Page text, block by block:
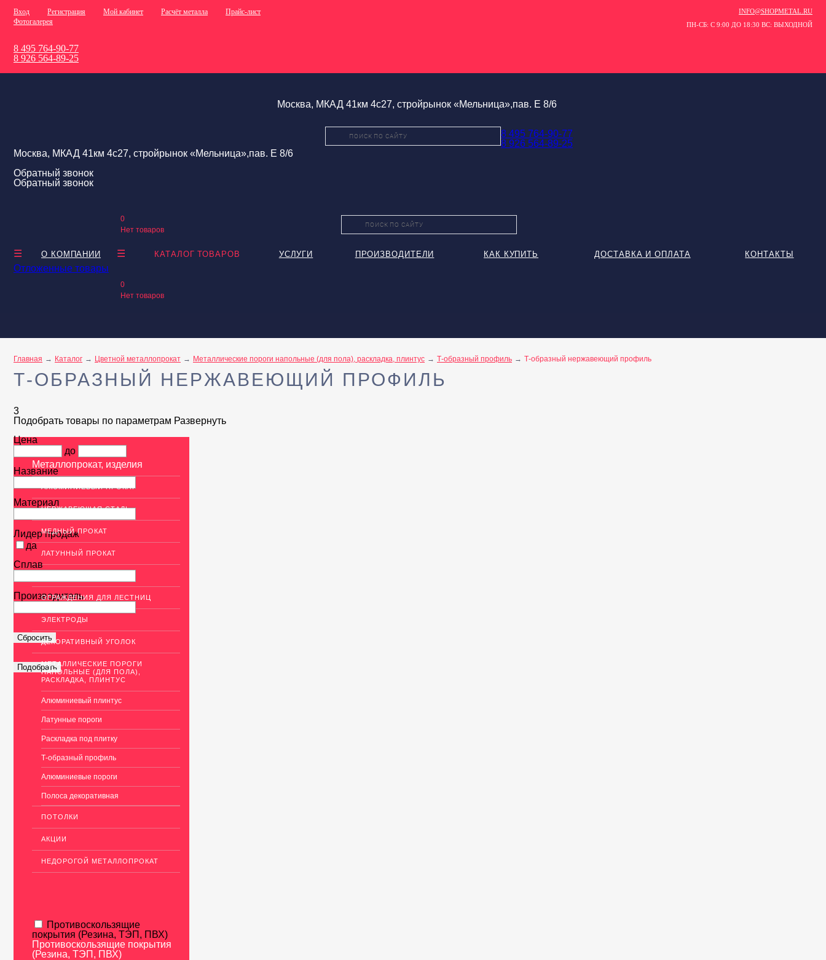
Вход Регистрация Мой кабинет Расчёт металла
Прайс-лист
Фотогалерея
INFO@SHOPMETAL.RU
ПН-СБ: С 9:00 ДО 18:30 ВС: ВЫХОДНОЙ
8 495 764-90-77
8 926 564-89-25
Москва, МКАД 41км 4с27, стройрынок «Мельница»,пав. Е 8/6
8 495 764-90-77
8 926 564-89-25
Москва, МКАД 41км 4с27, стройрынок «Мельница»,пав. Е 8/6
Обратный звонок
Обратный звонок
0
Нет товаров
О КОМПАНИИ КАТАЛОГ ТОВАРОВ УСЛУГИ ПРОИЗВОДИТЕЛИ КАК КУПИТЬ ДОСТАВКА И ОПЛАТА КОНТАКТЫ
Отложенные товары
0
Нет товаров
Главная Каталог Цветной металлопрокат Металлические пороги напольные (для пола), раскладка, плинтус Т-образный профиль Т-образный нержавеющий профиль
Т-ОБРАЗНЫЙ НЕРЖАВЕЮЩИЙ ПРОФИЛЬ
3
Металлопрокат, изделия
АЛЮМИНИЕВЫЙ ПРОКАТ
НЕРЖАВЕЮЩАЯ СТАЛЬ
МЕДНЫЙ ПРОКАТ
ЛАТУННЫЙ ПРОКАТ
ОГРАЖДЕНИЯ ДЛЯ ЛЕСТНИЦ
ЭЛЕКТРОДЫ
ДЕКОРАТИВНЫЙ УГОЛОК
МЕТАЛЛИЧЕСКИЕ ПОРОГИ
НАПОЛЬНЫЕ (ДЛЯ ПОЛА),
РАСКЛАДКА, ПЛИНТУС
Алюминиевый плинтус
Латунные пороги
Раскладка под плитку
Т-образный профиль
Алюминиевые пороги
Полоса декоративная
ПОТОЛКИ
АКЦИИ
НЕДОРОГОЙ МЕТАЛЛОПРОКАТ
Противоскользящие
покрытия (Резина, ТЭП, ПВХ)
Противоскользящие покрытия
(Резина, ТЭП, ПВХ)
Подобрать товары по параметрам Развернуть
Цена
до
Название
Материал
Лидер продаж
да
Сплав
Производитель